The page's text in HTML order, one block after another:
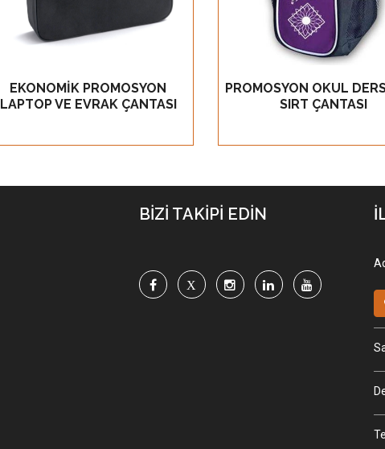
GÖZ AT
EKONOMİK PROMOSYON
LAPTOP VE EVRAK ÇANTASI
GÖZ AT
PROMOSYON OKUL
SIRT ÇANTASI
BİZİ TAKİPİ EDİN